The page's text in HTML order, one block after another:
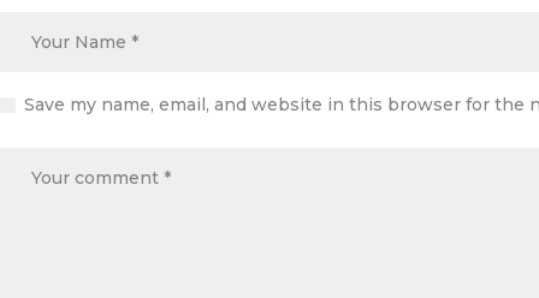
Save my name, email, and website in this browser for the